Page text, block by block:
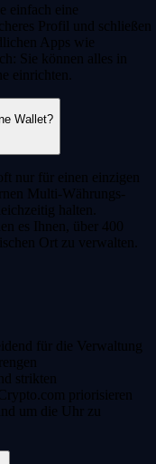
einfach eine
Profil und schließen
Apps wie
Sie können alles in
einrichten.
Wallet?
nur für einen einzigen
Multi-Währungs-
halten.
es Ihnen, über 400
Ort zu verwalten.
für die Verwaltung
strikten
priorisieren
um die Uhr zu